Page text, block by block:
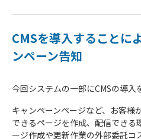
CMSを導入することに
ンペーン告知
今回システムの一部にCMSの導入
キャンペーンページなど、お客様
できるページを作成、配信できる
ージ作成や更新作業の外部委託コ